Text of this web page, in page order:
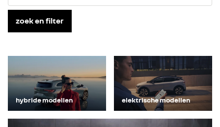
zoek en filter
hybride modellen elektrische modellen